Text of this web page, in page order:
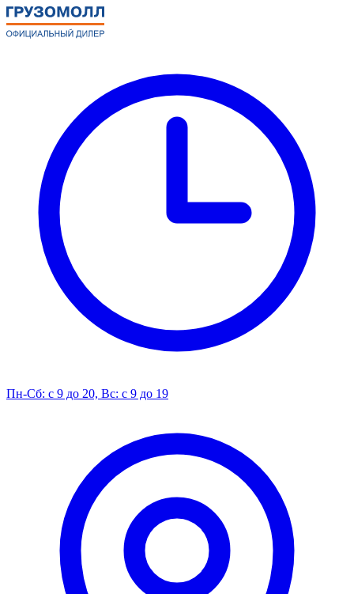
Пн-Сб: с 9 до 20, Вс: с 9 до 19